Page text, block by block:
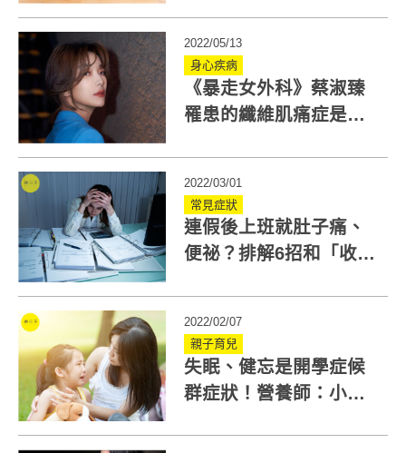
2022/05/13
身心疾病
《暴走女外科》蔡淑臻
罹患的纖維肌痛症是什
2022/03/01
常見症狀
連假後上班就肚子痛、
便祕？排解6招和「收假
2022/02/07
親子育兒
失眠、健忘是開學症候
群症狀！營養師：小孩